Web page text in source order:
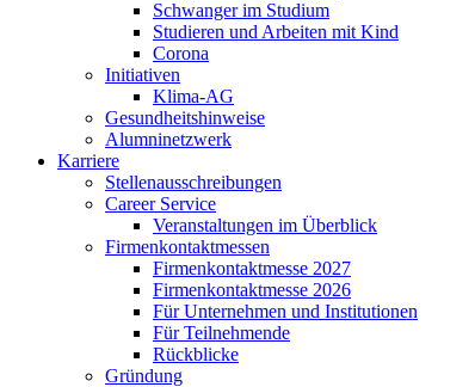
Schwanger im Studium
Studieren und Arbeiten mit Kind
Corona
Initiativen
Klima-AG
Gesundheitshinweise
Alumninetzwerk
Karriere
Stellenausschreibungen
Career Service
Veranstaltungen im Überblick
Firmenkontaktmessen
Firmenkontaktmesse 2027
Firmenkontaktmesse 2026
Für Unternehmen und Institutionen
Für Teilnehmende
Rückblicke
Gründung